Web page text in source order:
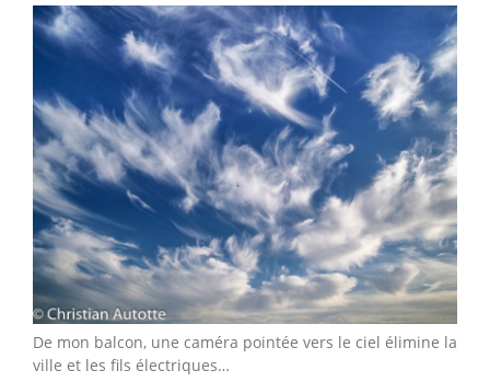
De mon balcon, une caméra pointée vers le ciel élimine la
ville et les fils électriques…